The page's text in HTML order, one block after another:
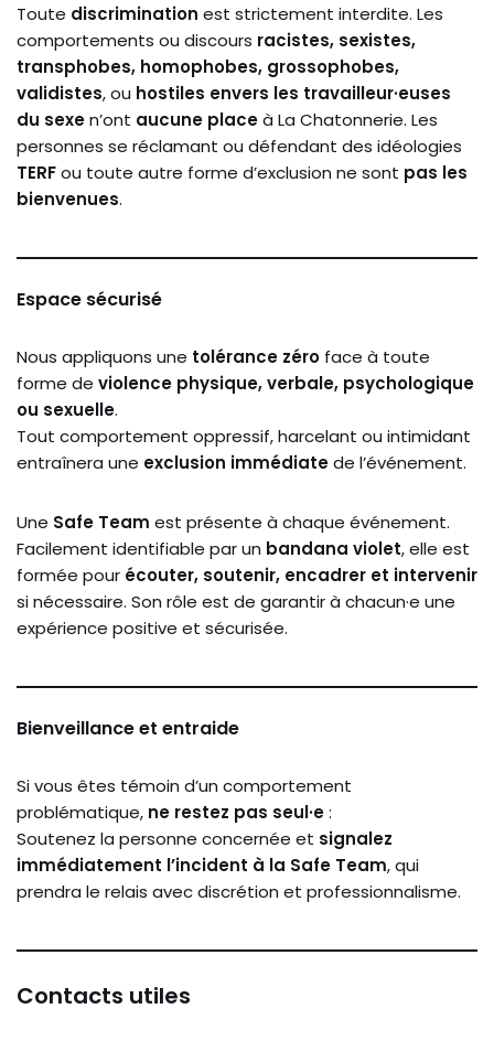
Toute discrimination est strictement interdite. Les
comportements ou discours racistes, sexistes,
transphobes, homophobes, grossophobes,
validistes, ou hostiles envers les travailleur·euses
du sexen’ont aucune placeà La Chatonnerie. Les
personnes se réclamant ou défendant des idéologies
TERFou toute autre forme d’exclusion ne sont pas les
bienvenues.
Espace sécurisé
Nous appliquons une tolérance zéro face à toute
forme de violence physique, verbale, psychologique
ou sexuelle.
Tout comportement oppressif, harcelant ou intimidant
entraînera une exclusion immédiatede l’événement.
Une Safe Team est présente à chaque événement.
Facilement identifiable par un bandana violet, elle est
formée pour écouter, soutenir, encadrer et intervenir
si nécessaire. Son rôle est de garantir à chacun·e une
expérience positive et sécurisée.
Bienveillance et entraide
Si vous êtes témoin d’un comportement
problématique, ne restez pas seul·e:
Soutenez la personne concernée et signalez
immédiatement l’incident à la Safe Team, qui
prendra le relais avec discrétion et professionnalisme.
Contacts utiles